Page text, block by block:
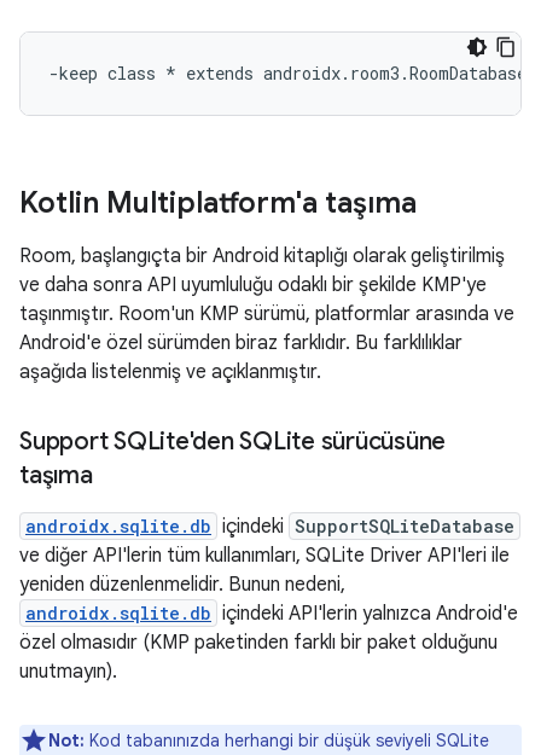
Kotlin Multiplatform'a taşıma
Room, başlangıçta bir Android kitaplığı olarak geliştirilmiş
ve daha sonra API uyumluluğu odaklı bir şekilde KMP'ye
taşınmıştır. Room'un KMP sürümü, platformlar arasında ve
Android'e özel sürümden biraz farklıdır. Bu farklılıklar
aşağıda listelenmiş ve açıklanmıştır.
Support SQLite'den SQLite sürücüsüne
taşıma
androidx.sqlite.db içindeki SupportSQLiteDatabase
ve diğer API'lerin tüm kullanımları, SQLite Driver API'leri ile
yeniden düzenlenmelidir. Bunun nedeni,
androidx.sqlite.db içindeki API'lerin yalnızca Android'e
özel olmasıdır (KMP paketinden farklı bir paket olduğunu
unutmayın).
Not: Kod tabanınızda herhangi bir düşük seviyeli SQLite